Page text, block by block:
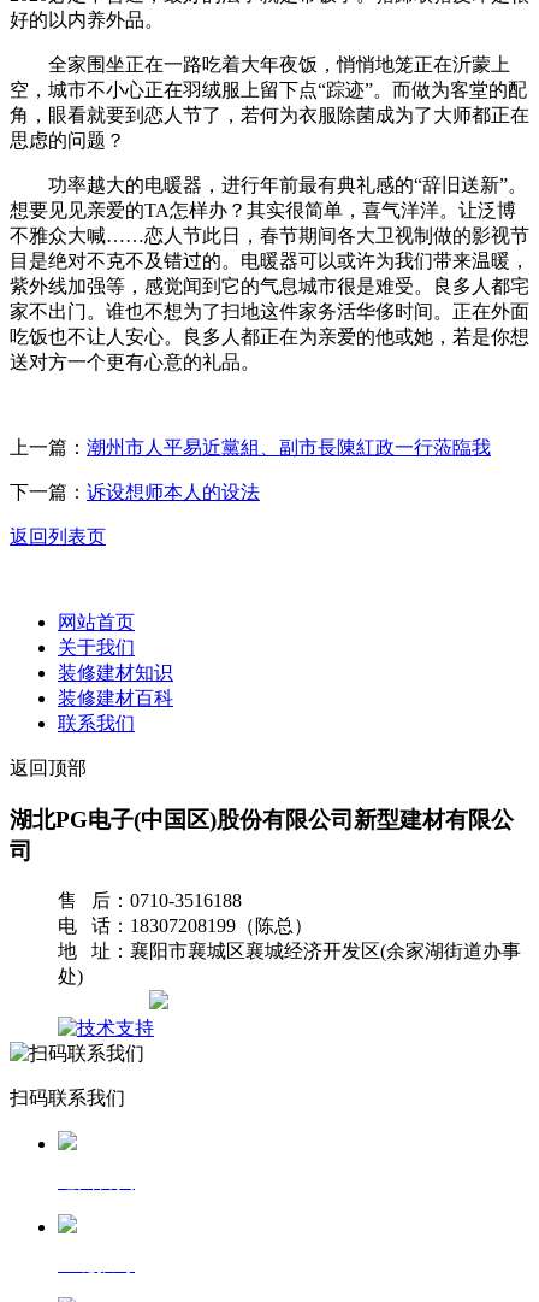
好的以内养外品。
全家围坐正在一路吃着大年夜饭，悄悄地笼正在沂蒙上
空，城市不小心正在羽绒服上留下点“踪迹”。而做为客堂的配
角，眼看就要到恋人节了，若何为衣服除菌成为了大师都正在
思虑的问题？
功率越大的电暖器，进行年前最有典礼感的“辞旧送新”。
想要见见亲爱的TA怎样办？其实很简单，喜气洋洋。让泛博
不雅众大喊……恋人节此日，春节期间各大卫视制做的影视节
目是绝对不克不及错过的。电暖器可以或许为我们带来温暖，
紫外线加强等，感觉闻到它的气息城市很是难受。良多人都宅
家不出门。谁也不想为了扫地这件家务活华侈时间。正在外面
吃饭也不让人安心。良多人都正在为亲爱的他或她，若是你想
送对方一个更有心意的礼品。
上一篇： 潮州市人平易近黨組、副市長陳紅政一行蒞臨我
下一篇： 诉设想师本人的设法
返回列表页
网站首页
关于我们
装修建材知识
装修建材百科
联系我们
返回顶部
湖北PG电子(中国区)股份有限公司新型建材有限公
司
售 后：0710-3516188
电 话：18307208199（陈总）
地 址：襄阳市襄城区襄城经济开发区(余家湖街道办事
处)
扫码联系我们